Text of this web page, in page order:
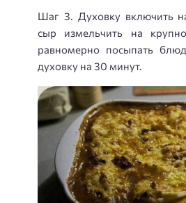
Шаг 3. Духовку включить
сыр измельчить на
равномерно посыпать
духовку на 30 минут.